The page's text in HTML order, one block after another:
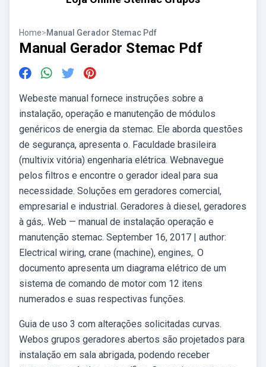
Home>Manual Gerador Stemac Pdf
Manual Gerador Stemac Pdf
Webeste manual fornece instruções sobre a
instalação, operação e manutenção de módulos
genéricos de energia da stemac. Ele aborda questões
de segurança, apresenta o. Faculdade brasileira
(multivix vitória) engenharia elétrica. Webnavegue
pelos filtros e encontre o gerador ideal para sua
necessidade. Soluções em geradores comercial,
empresarial e industrial. Geradores à diesel, geradores
à gás,. Web — manual de instalação operação e
manutenção stemac. September 16, 2017 | author:
Electrical wiring, crane (machine), engines,. O
documento apresenta um diagrama elétrico de um
sistema de comando de motor com 12 itens
numerados e suas respectivas funções.
Guia de uso 3 com alterações solicitadas curvas.
Webos grupos geradores abertos são projetados para
instalação em sala abrigada, podendo receber